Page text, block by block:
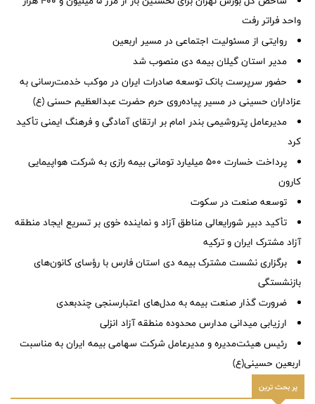
واحد فراتر رفت
روایتی از مسئولیت اجتماعی در مسیر اربعین
مدیر استان گیلان بیمه دی منصوب شد
حضور سرپرست بانک توسعه صادرات ایران در موکب خدمت‌رسانی به
عزاداران حسینی در مسیر پیاده‌روی حرم حضرت عبدالعظیم حسنی (ع)
مدیرعامل پتروشیمی بندر امام بر ارتقای آمادگی و فرهنگ ایمنی تأکید
کرد
پرداخت خسارت ۵۰۰ میلیارد تومانی بیمه رازی به شرکت هواپیمایی
کارون
توسعه صنعت در سکوت
تأکید دبیر شورایعالی مناطق آزاد و نماینده خوی بر تسریع ایجاد منطقه
آزاد مشترک ایران و ترکیه
برگزاری نشست مشترک بیمه دی استان فارس با رؤسای کانون‌های
بازنشستگی
ضرورت گذار صنعت بیمه به مدل‌های اعتبارسنجی چندبعدی
ارزیابی میدانی مدارس محدوده منطقه آزاد انزلی
رئیس هیئت‌مدیره و مدیرعامل شرکت سهامی بیمه ایران به مناسبت
اربعین حسینی(ع)
پر بحث ترین